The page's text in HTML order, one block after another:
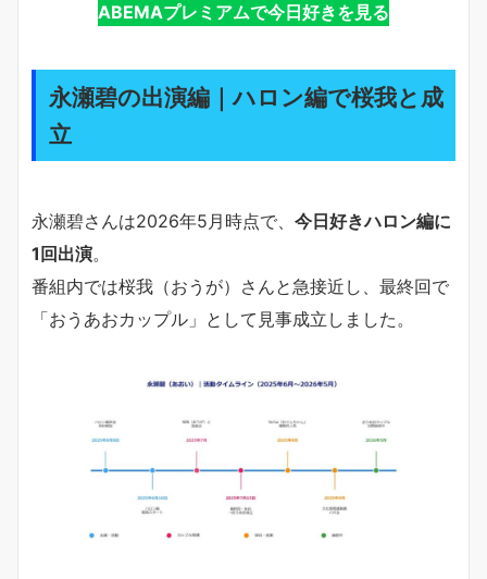
ABEMAプレミアムで今日好きを見る
永瀬碧の出演編｜ハロン編で桜我と成
立
永瀬碧さんは2026年5月時点で、 今日好きハロン編に
1回出演。
番組内では桜我（おうが）さんと急接近し、最終回で
「おうあおカップル」として見事成立しました。